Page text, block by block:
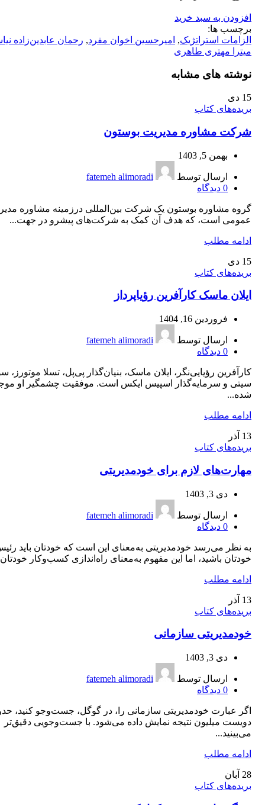
افزودن به سبد خرید
برچسب ها:
الزامات استراتژیک, امیرحسین اخوان مفرد, رحمان عابدین‌زاده
میترا مهتری طاهری
نوشته های مشابه
15 دی
بریده‌های کتاب
شرکت مشاوره مدیریت بوستون
بهمن 5, 1403
ارسال توسط
fatemeh alimoradi
0 دیدگاه
گروه مشاوره بوستون یک شرکت بین‌المللی درزمینه مشاوره
عمومی است، که هدف آن کمک به شرکت‌های پیشرو در جهت...
ادامه مطلب
15 دی
بریده‌های کتاب
ایلان ماسک کارآفرین رؤیاپرداز
فروردین 16, 1404
ارسال توسط
fatemeh alimoradi
0 دیدگاه
کارآفرین رؤیایی‌نگر، ایلان ماسک، بنیان‌گذار پی‌پل، تسلا موتورز،
سیتی و سرمایه‌گذار اسپیس ایکس است. موفقیت چشمگیر او
شده...
ادامه مطلب
13 آذر
بریده‌های کتاب
مهارت‌های لازم برای خودمديريتی
دی 3, 1403
ارسال توسط
fatemeh alimoradi
0 دیدگاه
به نظر می‌‌رسد خودمدیریتی به‌معنای این است که خودتان باید
خودتان باشید، اما این مفهوم به‌معنای راه‌اندازی کسب‌وکار
ادامه مطلب
13 آذر
بریده‌های کتاب
خودمديريتی سازمانی
دی 3, 1403
ارسال توسط
fatemeh alimoradi
0 دیدگاه
اگر عبارت خودمدیریتی سازمانی را، در گوگل، جست‌وجو کنید،
دویست میلیون نتیجه نمایش داده می‌شود. با جست‌‌وجویی دقیق‌تر
می‌بینید...
ادامه مطلب
28 آبان
بریده‌های کتاب